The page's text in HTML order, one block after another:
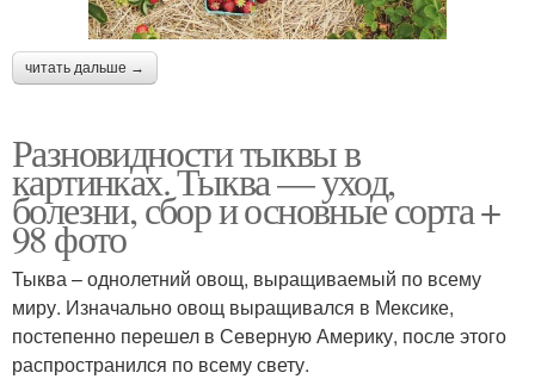
читать дальше →
Разновидности тыквы в
картинках. Тыква — уход,
болезни, сбор и основные сорта +
98 фото
Тыква – однолетний овощ, выращиваемый по всему
миру. Изначально овощ выращивался в Мексике,
постепенно перешел в Северную Америку, после этого
распространился по всему свету.